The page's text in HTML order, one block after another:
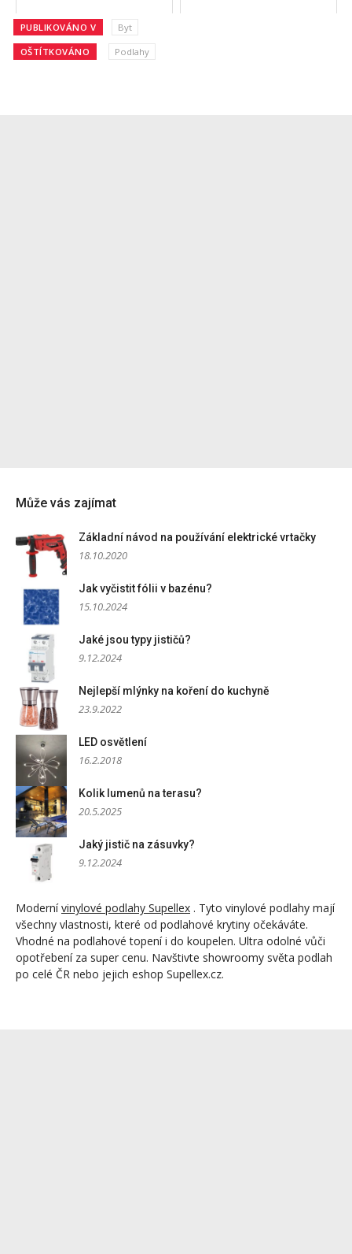
PUBLIKOVÁNO V Byt
OŠTÍTKOVÁNO Podlahy
Může vás zajímat
Základní návod na používání elektrické vrtačky
18.10.2020
Jak vyčistit fólii v bazénu?
15.10.2024
Jaké jsou typy jističů?
9.12.2024
Nejlepší mlýnky na koření do kuchyně
23.9.2022
LED osvětlení
16.2.2018
Kolik lumenů na terasu?
20.5.2025
Jaký jistič na zásuvky?
9.12.2024
Modernívinylové podlahy Supellex . Tyto vinylové podlahy mají
všechny vlastnosti, které od podlahové krytiny očekáváte.
Vhodné na podlahové topení i do koupelen. Ultra odolné vůči
opotřebení za super cenu. Navštivte showroomy světa podlah
po celé ČR nebo jejich eshop Supellex.cz.